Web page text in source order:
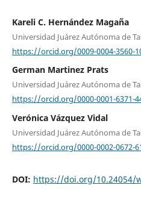
Kareli C. Hernández Magaña
Universidad Juárez Autónoma de
https://orcid.org/0009-0004-3560-
German Martinez Prats
Universidad Juárez Autónoma de
https://orcid.org/0000-0001-6371-
Verónica Vázquez Vidal
Universidad Juárez Autónoma de
https://orcid.org/0000-0002-0672-
DOI: https://doi.org/10.24054/